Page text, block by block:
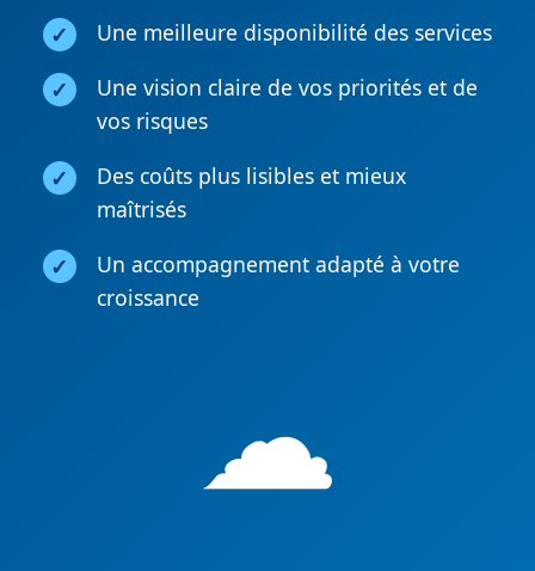
Une meilleure disponibilité des services
Une vision claire de vos priorités et de
vos risques
Des coûts plus lisibles et mieux
maîtrisés
Un accompagnement adapté à votre
croissance
☁